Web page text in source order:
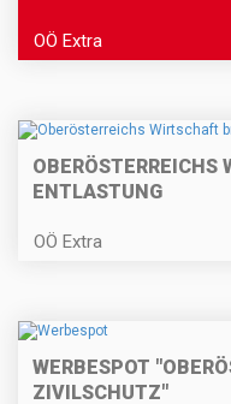
OÖ Extra
OBERÖSTERREICHS
ENTLASTUNG
OÖ Extra
WERBESPOT
ZIVILSCHUTZ"